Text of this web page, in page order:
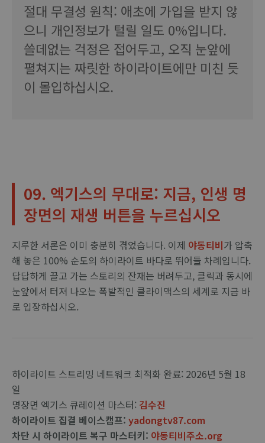
절대 무결성 원칙: 애초에 가입을 받지 않
으니 개인정보가 털릴 일도 0%입니다.
쓸데없는 걱정은 접어두고, 오직 눈앞에
펼쳐지는 짜릿한 하이라이트에만 미친 듯
이 몰입하십시오.
09. 엑기스의 무대로: 지금, 인생 명
장면의 재생 버튼을 누르십시오
지루한 서론은 이미 충분히 겪었습니다. 이제 야동티비가 압축
해 놓은 100% 순도의 하이라이트 바다로 뛰어들 차례입니다.
답답하게 끌고 가는 스토리의 잔재는 버려두고, 클릭과 동시에
눈앞에서 터져 나오는 폭발적인 클라이맥스의 세계로 지금 바
로 입장하십시오.
하이라이트 스트리밍 네트워크 최적화 완료: 2026년 5월 18
일
명장면 엑기스 큐레이션 마스터: 김수진
하이라이트 집결 베이스캠프: yadongtv87.com
차단 시 하이라이트 복구 마스터키: 야동티비주소.org